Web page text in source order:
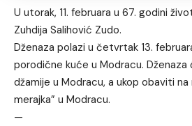
U utorak, 11. februara u 67. godini
Zuhdija Salihović Zudo.
Dženaza polazi u četvrtak 13.
porodične kuće u Modracu.
džamije u Modracu, a ukop obaviti na
merajka” u Modracu.
—